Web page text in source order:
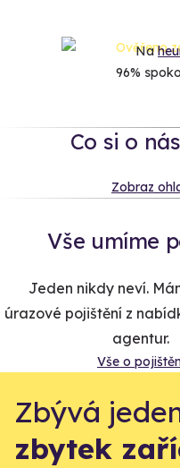
Na
96%
Co si o
Zobraz
Vše umíme
Jeden nikdy neví.
úrazové pojištění z
agentur.
Vše o
Zbývá
zbytek